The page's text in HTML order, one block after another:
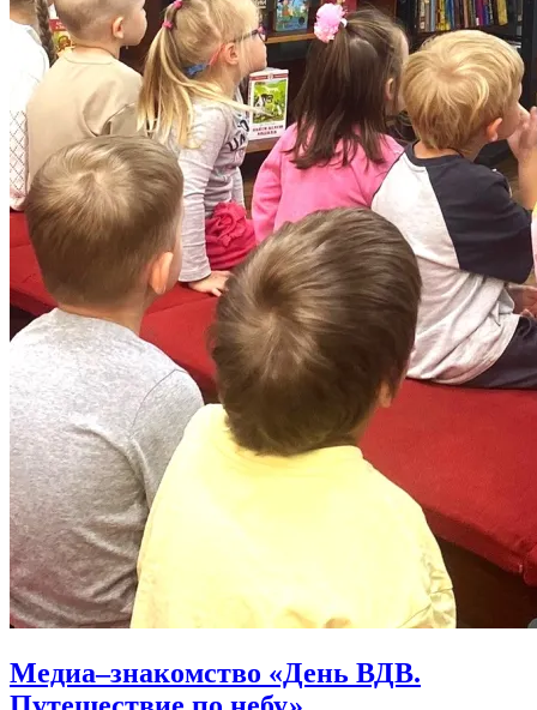
Медиа–знакомство «День ВДВ.